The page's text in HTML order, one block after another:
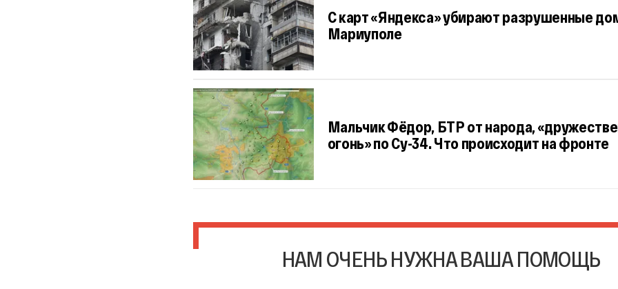
С карт «Яндекса» убирают разрушенные
Мариуполе
Мальчик Фёдор, БТР от народа,
огонь» по Су-34. Что происходит на фронте
НАМ ОЧЕНЬ НУЖНА ВАША ПОМОЩЬ